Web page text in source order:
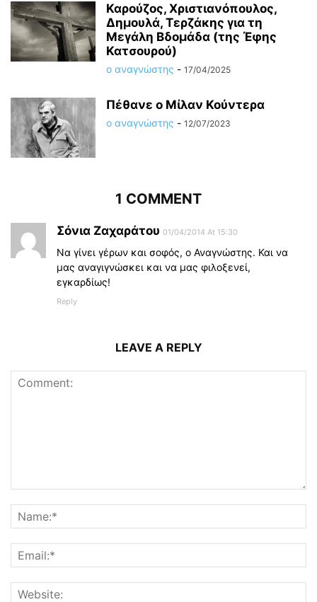
Καρούζος, Χριστιανόπουλος,
Δημουλά, Τερζάκης για τη
Μεγάλη Βδομάδα (της Έφης
Κατσουρού)
ο αναγνώστης - 17/04/2025
Πέθανε ο Μίλαν Κούντερα
ο αναγνώστης - 12/07/2023
1 COMMENT
Σόνια Ζαχαράτου 01/04/2014 At 15:30
Να γίνει γέρων και σοφός, ο Αναγνώστης. Και να
μας αναγιγνώσκει και να μας φιλοξενεί,
εγκαρδίως!
Reply
LEAVE A REPLY